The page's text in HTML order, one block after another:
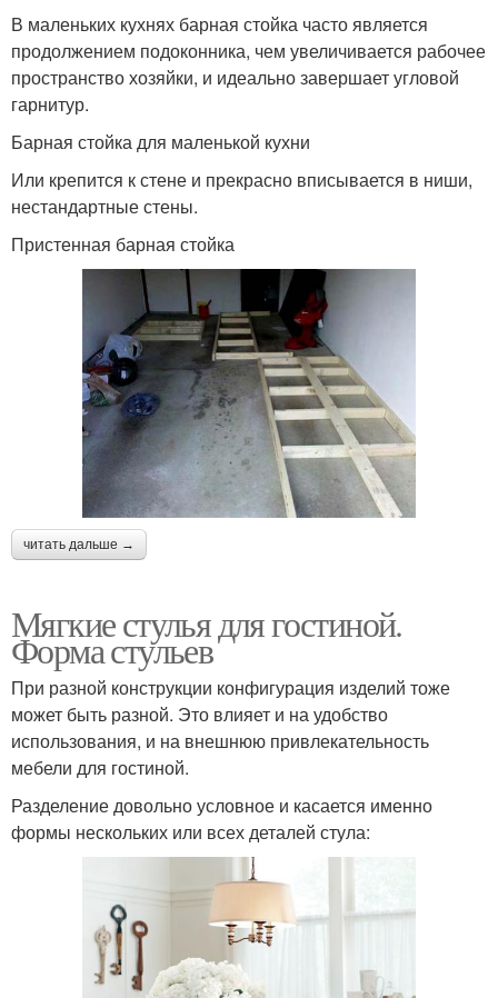
В маленьких кухнях барная стойка часто является
продолжением подоконника, чем увеличивается рабочее
пространство хозяйки, и идеально завершает угловой
гарнитур.
Барная стойка для маленькой кухни
Или крепится к стене и прекрасно вписывается в ниши,
нестандартные стены.
Пристенная барная стойка
читать дальше →
Мягкие стулья для гостиной.
Форма стульев
При разной конструкции конфигурация изделий тоже
может быть разной. Это влияет и на удобство
использования, и на внешнюю привлекательность
мебели для гостиной.
Разделение довольно условное и касается именно
формы нескольких или всех деталей стула: